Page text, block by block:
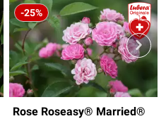
-25%
Rose Roseasy® Married®